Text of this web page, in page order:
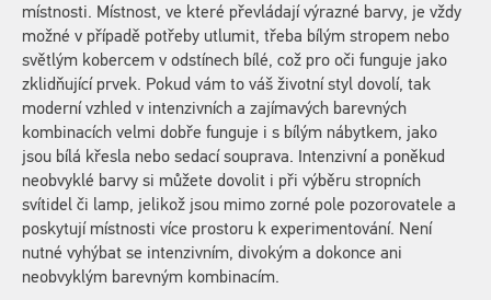
místnosti. Místnost, ve které převládají výrazné barvy, je vždy
možné v případě potřeby utlumit, třeba bílým stropem nebo
světlým kobercem v odstínech bílé, což pro oči funguje jako
zklidňující prvek. Pokud vám to váš životní styl dovolí, tak
moderní vzhled v intenzivních a zajímavých barevných
kombinacích velmi dobře funguje i s bílým nábytkem, jako
jsou bílá křesla nebo sedací souprava. Intenzivní a poněkud
neobvyklé barvy si můžete dovolit i při výběru stropních
svítidel či lamp, jelikož jsou mimo zorné pole pozorovatele a
poskytují místnosti více prostoru k experimentování. Není
nutné vyhýbat se intenzivním, divokým a dokonce ani
neobvyklým barevným kombinacím.